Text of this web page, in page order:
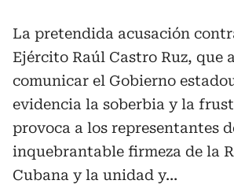
La pretendida acusación
Ejército Raúl Castro Ruz, que
comunicar el Gobierno
evidencia la soberbia y la
provoca a los representantes
inquebrantable firmeza de la
Cubana y la unidad y…